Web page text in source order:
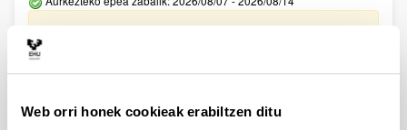
Web orri honek cookieak erabiltzen ditu
ESKAERAK AURKEZTEKO EPEA 2026-08-14 ARTE ZABALIK.
UPV/EHUn Azpiegitura Zientifikoa eta Funts Bibliografikoak
Izapide irekia